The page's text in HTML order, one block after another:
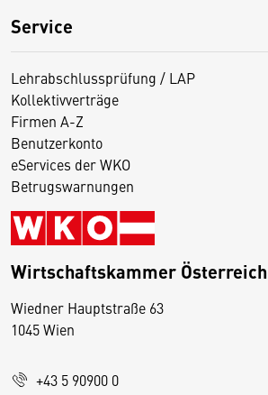
Service
Lehrabschlussprüfung / LAP
Kollektivverträge
Firmen A-Z
Benutzerkonto
eServices der WKO
Betrugswarnungen
Wirtschaftskammer Österreich
Wiedner Hauptstraße 63
1045 Wien
+43 5 90900 0
D
s